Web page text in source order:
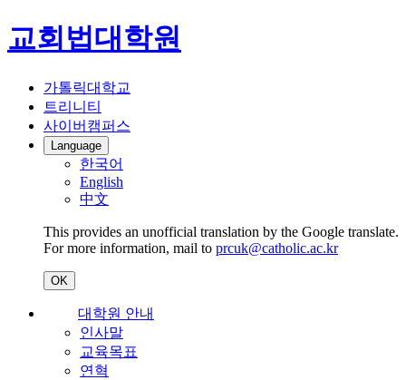
교회법대학원
가톨릭대학교
트리니티
사이버캠퍼스
Language
한국어
English
中文
This provides an unofficial translation by the Google translate.
For more information, mail to prcuk@catholic.ac.kr
OK
대학원 안내
인사말
교육목표
연혁